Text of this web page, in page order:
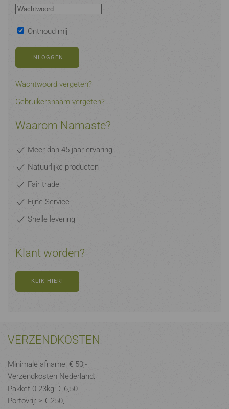
Onthoud mij
INLOGGEN
Wachtwoord vergeten?
Gebruikersnaam vergeten?
Waarom Namaste?
Meer dan 45 jaar ervaring
Natuurlijke producten
Fair trade
Fijne Service
Snelle levering
Klant worden?
KLIK HIER!
VERZENDKOSTEN
Minimale afname: € 50,-
Verzendkosten Nederland:
Pakket 0-23kg: € 6,50
Portovrij: > € 250,-